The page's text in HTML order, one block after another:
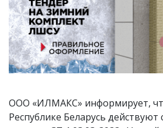
ООО «ИЛМАКС» информирует,
Республике Беларусь